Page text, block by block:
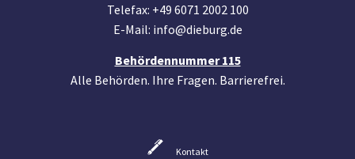
Telefax: +49 6071 2002 100
E-Mail: info@dieburg.de
Behördennummer 115
Alle Behörden. Ihre Fragen. Barrierefrei.
Kontakt